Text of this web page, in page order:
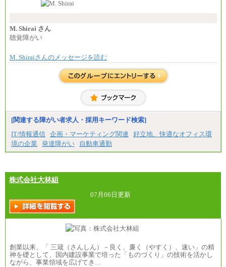
い職責を担う方については、さらに高い金額を個別
※上記に加え、所定労働時間外に勤務をした場
※試用期間中も給与に変更はございません。
＜募集各社・全職種共通＞
月給21万円以上～
※試用期間中の給与に変更はありません。
ます。
M. Shirai さん
聴覚障がい
M. Shiraiさんのメッセージを読む
[関連する障がい者求人・採用キーワード検索]
IT/情報通信 企画・マーケティング関連
好立地、快適なオフィス環
境の企業
発達障がい 自動車通勤
株式会社大林組
07月06日更新
創業以来、「 三箴（さんしん）－良く、廉く（やすく）、速い」の精
神を礎として、国内建設事業で培った「ものづくり」の技術を活かし
ながら、事業領域を広げてき…